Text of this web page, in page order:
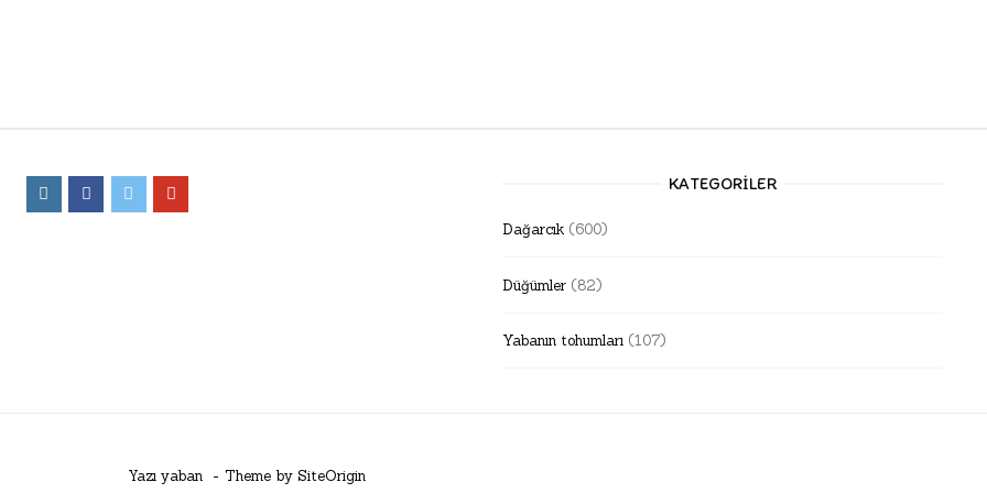
KATEGORILER
Dağarcık(600)
Düğümler(82)
Yabanın tohumları(107)
Yazı yaban Theme by SiteOrigin